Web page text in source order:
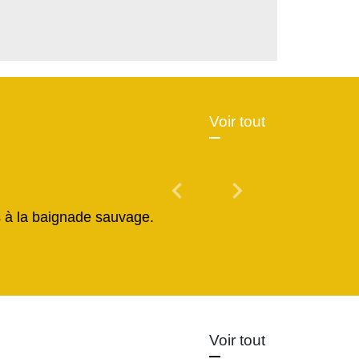
Voir tout
la baignade sauvage.
chevron_left Previous
chevron_right
Voir tout